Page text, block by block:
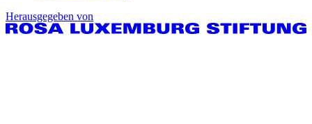
Herausgegeben von